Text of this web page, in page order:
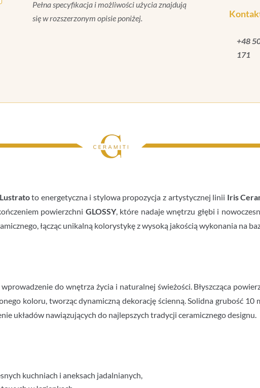
Pełna specyfikacja i możliwości użycia znajdują
się w rozszerzonym opisie poniżej.
+48
171
Lustratoto energetyczna i stylowa propozycja z artystycznej linii Iris
powierzchni GLOSSY, które nadaje wnętrzu głębi i
łącząc unikalną kolorystykę z wysoką jakością wykonania na
do wnętrza życia i naturalnej świeżości. Błyszcząca
koloru, tworząc dynamiczną dekorację ścienną. Solidna grubość
układów nawiązujących do najlepszych tradycji ceramicznego designu.
kuchniach i aneksach jadalnianych,